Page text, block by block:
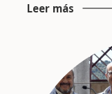
Leer más